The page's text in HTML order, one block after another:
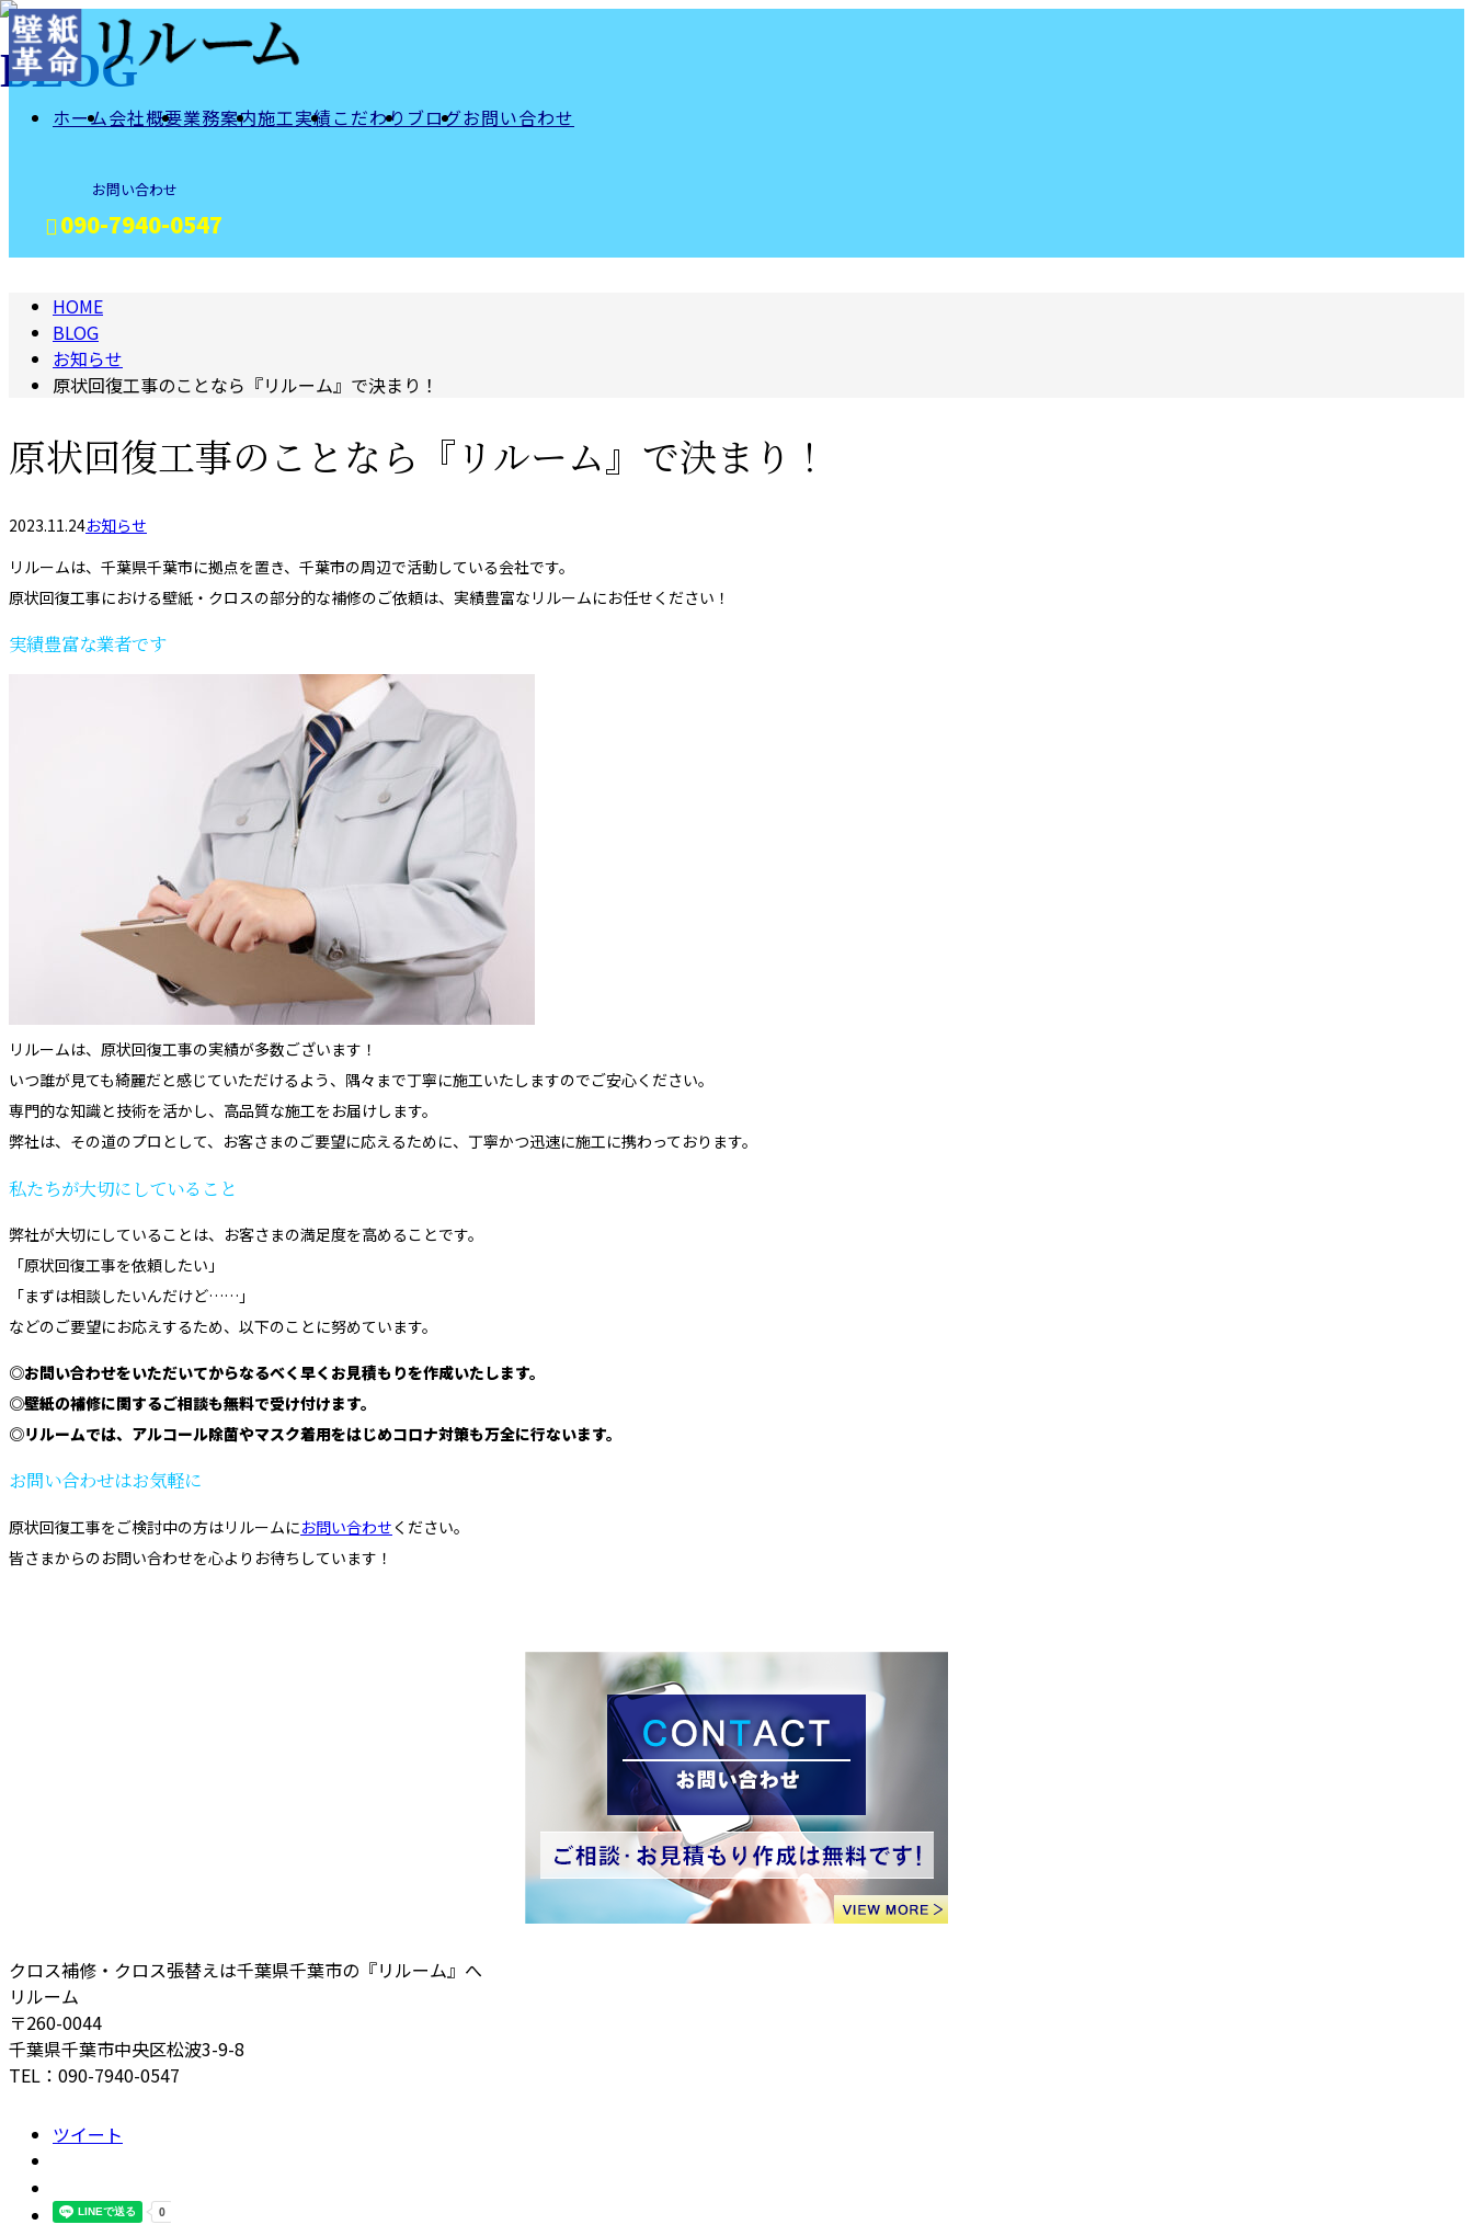
ホーム会社概要業務案内施工実績こだわり ブログお問い合わせ
お問い合わせ
090-7940-0547
メールフォーム
BLOG
HOME
BLOG
お知らせ
原状回復工事のことなら『リルーム』で決まり！
原状回復工事のことなら『リルーム』で決まり！
2023.11.24お知らせ
リルームは、千葉県千葉市に拠点を置き、千葉市の周辺で活動している会社です。
原状回復工事における壁紙・クロスの部分的な補修のご依頼は、実績豊富なリルームにお任せください！
実績豊富な業者です
リルームは、原状回復工事の実績が多数ございます！
いつ誰が見ても綺麗だと感じていただけるよう、隅々まで丁寧に施工いたしますのでご安心ください。
専門的な知識と技術を活かし、高品質な施工をお届けします。
弊社は、その道のプロとして、お客さまのご要望に応えるために、丁寧かつ迅速に施工に携わっております。
私たちが大切にしていること
弊社が大切にしていることは、お客さまの満足度を高めることです。
「原状回復工事を依頼したい」
「まずは相談したいんだけど……」
などのご要望にお応えするため、以下のことに努めています。
◎お問い合わせをいただいてからなるべく早くお見積もりを作成いたします。
◎壁紙の補修に関するご相談も無料で受け付けます。
◎リルームでは、アルコール除菌やマスク着用をはじめコロナ対策も万全に行ないます。
お問い合わせはお気軽に
原状回復工事をご検討中の方はリルームにお問い合わせ ください。
皆さまからのお問い合わせを心よりお待ちしています！
クロス補修・クロス張替えは千葉県千葉市の『リルーム』へ
リルーム
〒260-0044
千葉県千葉市中央区松波3-9-8
TEL：090-7940-0547
ツイート